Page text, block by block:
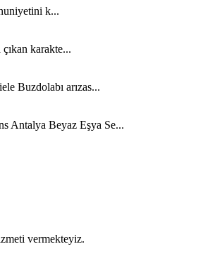
k...
karakte...
Buzdolabı arızas...
Antalya Beyaz Eşya Se...
vermekteyiz.